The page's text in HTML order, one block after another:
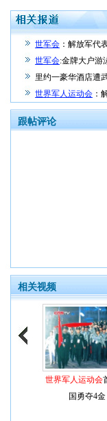
世军会 ：解放军代
世军会:金牌大户游
里约一豪华酒店遭
世界军人运动会 ：
跟帖评论
相关视频
世界军人运动会
国勇夺4金